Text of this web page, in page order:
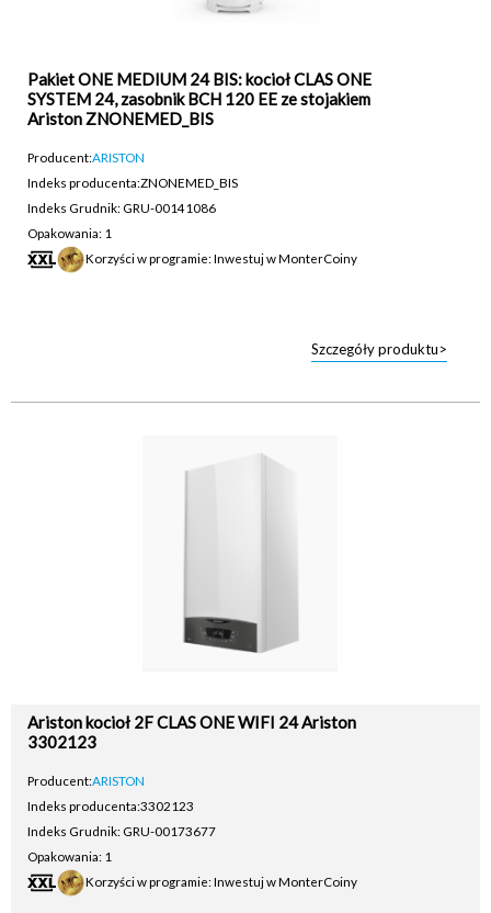
Pakiet ONE MEDIUM 24 BIS: kocioł CLAS ONE
SYSTEM 24, zasobnik BCH 120 EE ze stojakiem
Ariston ZNONEMED_BIS
Producent:ARISTON
Indeks producenta:ZNONEMED_BIS
Indeks Grudnik: GRU-00141086
Opakowania: 1
Korzyści w programie: Inwestuj w MonterCoiny
Szczegóły produktu>
Ariston kocioł 2F CLAS ONE WIFI 24 Ariston
3302123
Producent:ARISTON
Indeks producenta:3302123
Indeks Grudnik: GRU-00173677
Opakowania: 1
Korzyści w programie: Inwestuj w MonterCoiny